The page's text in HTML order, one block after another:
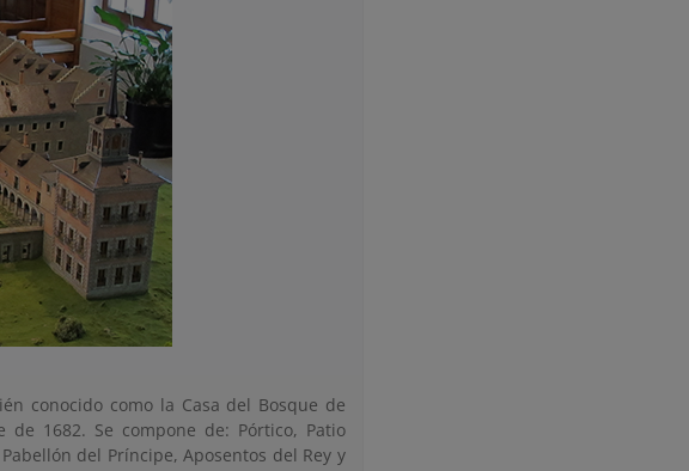
conocido como la Casa del Bosque de
1682. Se compone de: Pórtico, Patio
del Príncipe, Aposentos del Rey y